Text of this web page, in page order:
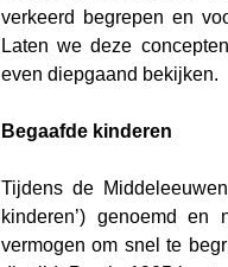
verkeerd begrepen en
Laten we deze
even diepgaand bekijken.
Begaafde kinderen
Tijdens de
kinderen’) genoemd
vermogen om snel te